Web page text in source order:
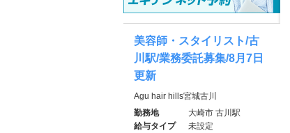
美容師・スタイリスト/古
川駅/業務委託募集/8月7日
更新
Agu hair hills宮城古川
勤務地
大崎市 古川駅
給与タイプ
未設定